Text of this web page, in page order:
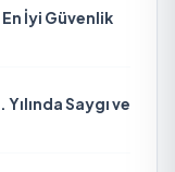
İyi Güvenlik
Saygı ve